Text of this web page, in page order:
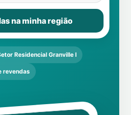
na minha região
Residencial Granville I
revendas